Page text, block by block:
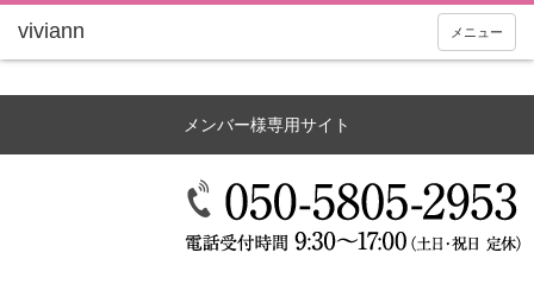
メニュー
メンバー様専用サイト